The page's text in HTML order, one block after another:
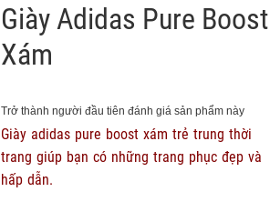
Giày Adidas Pure Boost
Xám
Trở thành người đầu tiên đánh giá sản phẩm này
Giày adidas pure boost xám trẻ trung thời
trang giúp bạn có những trang phục đẹp và
hấp dẫn.